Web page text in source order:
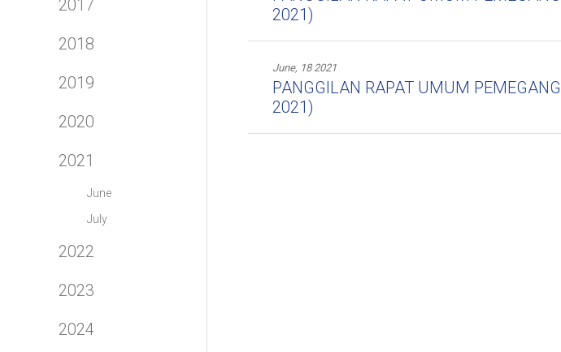
2017
2018
2019
2020
2021
June
July
2022
2023
2024
2021)
June, 18 2021
PANGGILAN RAPAT UMUM
2021)